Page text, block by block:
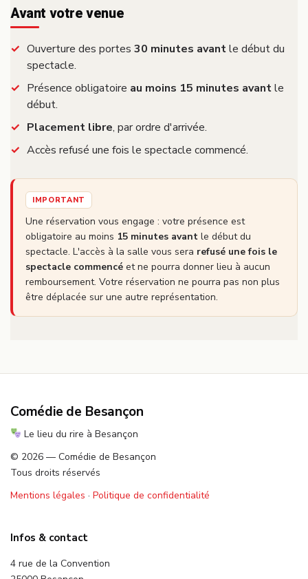
Avant votre venue
Ouverture des portes 30 minutes avantle début du
spectacle.
Présence obligatoire au moins 15 minutes avantle
début.
Placement libre, par ordre d'arrivée.
Accès refusé une fois le spectacle commencé.
IMPORTANT
Une réservation vous engage : votre présence est
obligatoire au moins 15 minutes avant le début du
spectacle. L'accès à la salle vous sera refusé une fois le
spectacle commencé et ne pourra donner lieu à aucun
remboursement. Votre réservation ne pourra pas non plus
être déplacée sur une autre représentation.
Comédie de Besançon
Le lieu du rire à Besançon
© 2026 — Comédie de Besançon
Tous droits réservés
Mentions légales · Politique de confidentialité
Infos & contact
4 rue de la Convention